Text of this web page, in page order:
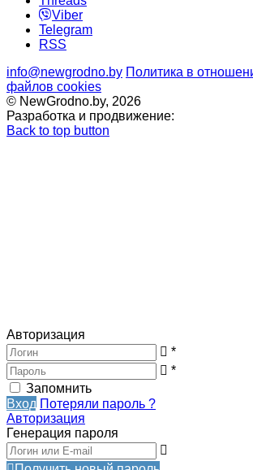
Viber
Telegram
RSS
info@newgrodno.by Политика в
файлов cookies
© NewGrodno.by, 2026
Разработка и продвижение:
Back to top button
Авторизация
*
*
Запомнить
Вход Потеряли пароль ?
Авторизация
Генерация пароля